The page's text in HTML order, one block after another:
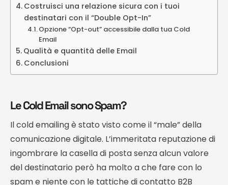
Costruisci una relazione sicura con i tuoi
destinatari con il “Double Opt-In”
Opzione “Opt-out” accessibile dalla tua Cold
Email
Qualità e quantità delle Email
Conclusioni
Le Cold Email sono Spam?
Il cold emailing è stato visto come il “male” della
comunicazione digitale. L’immeritata reputazione di
ingombrare la casella di posta senza alcun valore
del destinatario però ha molto a che fare con lo
spam e niente con le tattiche di contatto B2B